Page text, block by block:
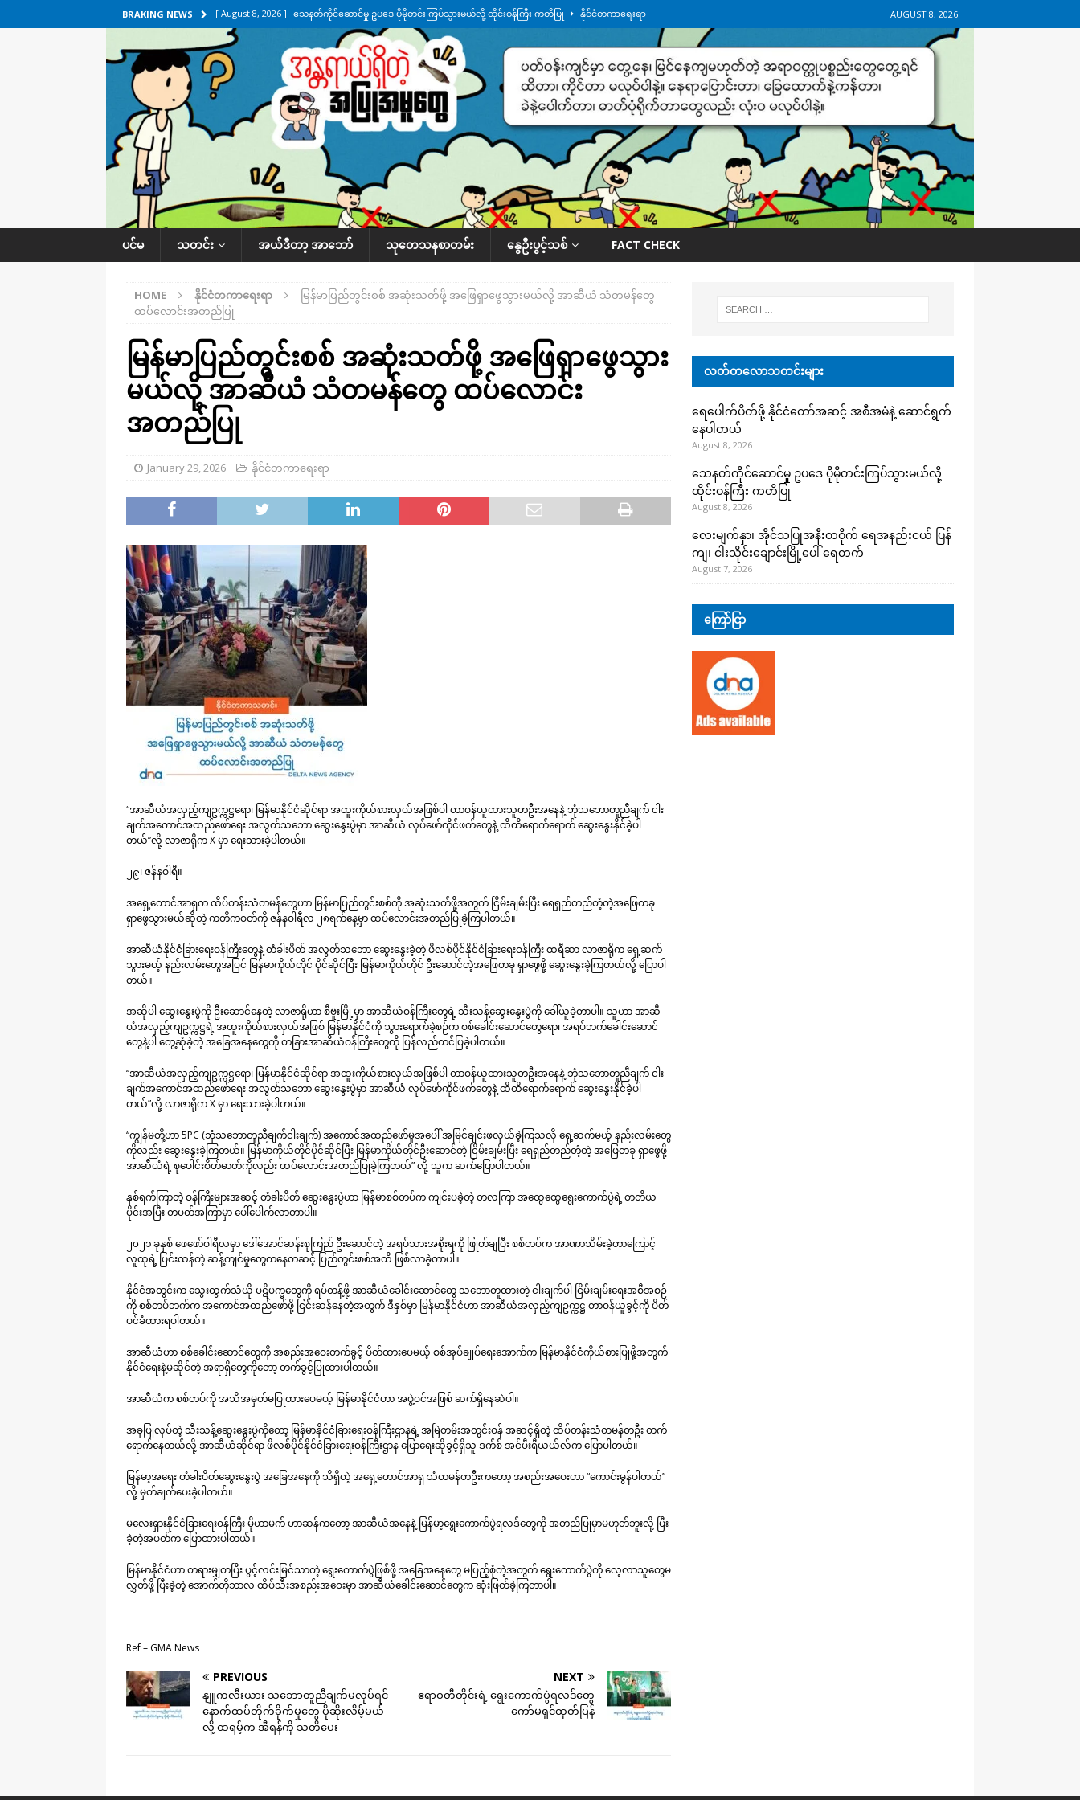
BRAKING NEWS [ August 8, 2026 ] သေနတ်ကိုင်ဆောင်မှု ဥပဒေ ပိုမိုတင်းကြပ်သွားမယ်လို့ ထိုင်းဝန်ကြီး ကတိပြု နိုင်ငံတကာရေးရာ
[ August 7, 2026 ] လေးမျက်နှာ၊ အိုင်သပြုအနီးတဝိုက် ရေအနည်းငယ် ပြန်ကျ၊ ငါးသိုင်းချောင်းမြို့ပေါ် ရေတက်
ဒေသအလိုက် သတင်းကဏ္ဍ
[ August 7, 2026 ] ရန်ကုန်မြစ်အတွင်း ထူးကဲဒီရေ အ​မြင့် ၂၁ ပေကျော်အထိ တက်မယ်လို့ သတိပေး ဒေသအလိုက်
သတင်းကဏ္ဍ
[ August 7, 2026 ] လွှတ်တော်ကို ရောက်လာတဲ့ ဦးမင်အောင်လှိုင်ကို ထိုင်းလွှတ်တော်အမတ် အော်ဟစ်ဆန္ဒပြ
UNCATEGORIZED
[ August 8, 2026 ] ရေပေါက်ပိတ်ဖို့ နိုင်ငံတော်အဆင့် အစီအမံနဲ့ ဆောင်ရွက်နေပါတယ် ဆောင်းပါး
AUGUST 8, 2026
ပင်မ သတင်း အယ်ဒီတာ့ အာဘော် သုတေသနစာတမ်း နွေဦးပွင့်သစ် FACT CHECK
HOME နိုင်ငံတကာရေးရာ
မြန်မာပြည်တွင်းစစ် အဆုံးသတ်ဖို့ အဖြေရှာဖွေသွားမယ်လို့ အာဆီယံ သံတမန်တွေ
ထပ်လောင်းအတည်ပြု
မြန်မာပြည်တွင်းစစ် အဆုံးသတ်ဖို့ အဖြေရှာဖွေသွား
မယ်လို့ အာဆီယံ သံတမန်တွေ ထပ်လောင်း
အတည်ပြု
January 29, 2026 နိုင်ငံတကာရေးရာ
“အာဆီယံအလှည့်ကျဥက္ကဋ္ဌရော၊ မြန်မာနိုင်ငံဆိုင်ရာ အထူးကိုယ်စားလှယ်အဖြစ်ပါ တာဝန်ယူထားသူတဦးအနေနဲ့ ဘုံသဘောတူညီချက် ငါး
ချက်အကောင်အထည်ဖော်ရေး အလွတ်သဘော ဆွေးနွေးပွဲမှာ အာဆီယံ လုပ်ဖော်ကိုင်ဖက်တွေနဲ့ ထိထိရောက်ရောက် ဆွေးနွေးနိုင်ခဲ့ပါ
တယ်”လို့ လာဇာရိုက X မှာ ရေးသားခဲ့ပါတယ်။
၂၉၊ ဇန်နဝါရီ။
အရှေ့တောင်အာရှက ထိပ်တန်းသံတမန်တွေဟာ မြန်မာပြည်တွင်းစစ်ကို အဆုံးသတ်ဖို့အတွက် ငြိမ်းချမ်းပြီး ရေရှည်တည်တံ့တဲ့အဖြေတခု
ရှာဖွေသွားမယ်ဆိုတဲ့ ကတိကဝတ်ကို ဇန်နဝါရီလ ၂၈ရက်နေ့မှာ ထပ်လောင်းအတည်ပြုခဲ့ကြပါတယ်။
အာဆီယံနိုင်ငံခြားရေးဝန်ကြီးတွေနဲ့ တံခါးပိတ် အလွတ်သဘော ဆွေးနွေးခဲ့တဲ့ ဖိလစ်ပိုင်နိုင်ငံခြားရေးဝန်ကြီး ထရီဆာ လာဇာရိုက ရှေ့ဆက်
သွားမယ့် နည်းလမ်းတွေအပြင် မြန်မာကိုယ်တိုင် ပိုင်ဆိုင်ပြီး မြန်မာကိုယ်တိုင် ဦးဆောင်တဲ့အဖြေတခု ရှာဖွေဖို့ ဆွေးနွေးခဲ့ကြတယ်လို့ ပြောပါ
တယ်။
အဆိုပါ ဆွေးနွေးပွဲကို ဦးဆောင်နေတဲ့ လာဇာရိုဟာ စီဗူးမြို့မှာ အာဆီယံဝန်ကြီးတွေရဲ့ သီးသန့်ဆွေးနွေးပွဲကို ခေါ်ယူခဲ့တာပါ။ သူဟာ အာဆီ
ယံအလှည့်ကျဥက္ကဋ္ဌရဲ့ အထူးကိုယ်စားလှယ်အဖြစ် မြန်မာနိုင်ငံကို သွားရောက်ခဲ့စဉ်က စစ်ခေါင်းဆောင်တွေရော၊ အရပ်ဘက်ခေါင်းဆောင်
တွေနဲ့ပါ တွေ့ဆုံခဲ့တဲ့ အခြေအနေတွေကို တခြားအာဆီယံဝန်ကြီးတွေကို ပြန်လည်တင်ပြခဲ့ပါတယ်။
“အာဆီယံအလှည့်ကျဥက္ကဋ္ဌရော၊ မြန်မာနိုင်ငံဆိုင်ရာ အထူးကိုယ်စားလှယ်အဖြစ်ပါ တာဝန်ယူထားသူတဦးအနေနဲ့ ဘုံသဘောတူညီချက် ငါး
ချက်အကောင်အထည်ဖော်ရေး အလွတ်သဘော ဆွေးနွေးပွဲမှာ အာဆီယံ လုပ်ဖော်ကိုင်ဖက်တွေနဲ့ ထိထိရောက်ရောက် ဆွေးနွေးနိုင်ခဲ့ပါ
တယ်”လို့ လာဇာရိုက X မှာ ရေးသားခဲ့ပါတယ်။
“ကျွန်မတို့ဟာ 5PC (ဘုံသဘောတူညီချက်ငါးချက်) အကောင်အထည်ဖော်မှုအပေါ် အမြင်ချင်းဖလှယ်ခဲ့ကြသလို ရှေ့ဆက်မယ့် နည်းလမ်းတွေ
ကိုလည်း ဆွေးနွေးခဲ့ကြတယ်။ မြန်မာကိုယ်တိုင်ပိုင်ဆိုင်ပြီး မြန်မာကိုယ်တိုင်ဦးဆောင်တဲ့ ငြိမ်းချမ်းပြီး ရေရှည်တည်တံ့တဲ့ အဖြေတခု ရှာဖွေဖို့
အာဆီယံရဲ့ စုပေါင်းစိတ်ဓာတ်ကိုလည်း ထပ်လောင်းအတည်ပြုခဲ့ကြတယ်” လို့ သူက ဆက်ပြောပါတယ်။
နှစ်ရက်ကြာတဲ့ ဝန်ကြီးများအဆင့် တံခါးပိတ် ဆွေးနွေးပွဲဟာ မြန်မာစစ်တပ်က ကျင်းပခဲ့တဲ့ တလကြာ အထွေထွေရွေးကောက်ပွဲရဲ့ တတိယ
ပိုင်းအပြီး တပတ်အကြာမှာ ပေါ်ပေါက်လာတာပါ။
၂၀၂၁ ခုနှစ် ဖေဖော်ဝါရီလမှာ ဒေါ်အောင်ဆန်းစုကြည် ဦးဆောင်တဲ့ အရပ်သားအစိုးရကို ဖြုတ်ချပြီး စစ်တပ်က အာဏာသိမ်းခဲ့တာကြောင့်
လူထုရဲ့ ပြင်းထန်တဲ့ ဆန့်ကျင်မှုတွေကနေတဆင့် ပြည်တွင်းစစ်အထိ ဖြစ်လာခဲ့တာပါ။
နိုင်ငံအတွင်းက သွေးထွက်သံယို ပဋိပက္ခတွေကို ရပ်တန့်ဖို့ အာဆီယံခေါင်းဆောင်တွေ သဘောတူထားတဲ့ ငါးချက်ပါ ငြိမ်းချမ်းရေးအစီအစဉ်
ကို စစ်တပ်ဘက်က အကောင်အထည်ဖော်ဖို့ ငြင်းဆန်နေတဲ့အတွက် ဒီနှစ်မှာ မြန်မာနိုင်ငံဟာ အာဆီယံအလှည့်ကျဥက္ကဋ္ဌ တာဝန်ယူခွင့်ကို ပိတ်
ပင်ခံထားရပါတယ်။
အာဆီယံဟာ စစ်ခေါင်းဆောင်တွေကို အစည်းအဝေးတက်ခွင့် ပိတ်ထားပေမယ့် စစ်အုပ်ချုပ်ရေးအောက်က မြန်မာနိုင်ငံကိုယ်စားပြုဖို့အတွက်
နိုင်ငံရေးနဲ့မဆိုင်တဲ့ အရာရှိတွေကိုတော့ တက်ခွင့်ပြုထားပါတယ်။
အာဆီယံက စစ်တပ်ကို အသိအမှတ်မပြုထားပေမယ့် မြန်မာနိုင်ငံဟာ အဖွဲ့ဝင်အဖြစ် ဆက်ရှိနေဆဲပါ။
အခုပြုလုပ်တဲ့ သီးသန့်ဆွေးနွေးပွဲကိုတော့ မြန်မာနိုင်ငံခြားရေးဝန်ကြီးဌာနရဲ့ အမြဲတမ်းအတွင်းဝန် အဆင့်ရှိတဲ့ ထိပ်တန်းသံတမန်တဦး တက်
ရောက်နေတယ်လို့ အာဆီယံဆိုင်ရာ ဖိလစ်ပိုင်နိုင်ငံခြားရေးဝန်ကြီးဌာန ပြောရေးဆိုခွင့်ရှိသူ ဒက်စ် အင်ပီးရီယယ်လ်က ပြောပါတယ်။
မြန်မာ့အရေး တံခါးပိတ်ဆွေးနွေးပွဲ အခြေအနေကို သိရှိတဲ့ အရှေ့တောင်အာရှ သံတမန်တဦးကတော့ အစည်းအဝေးဟာ “ကောင်းမွန်ပါတယ်”
လို့ မှတ်ချက်ပေးခဲ့ပါတယ်။
မလေးရှားနိုင်ငံခြားရေးဝန်ကြီး မိုဟာမက် ဟာဆန်ကတော့ အာဆီယံအနေနဲ့ မြန်မာ့ရွေးကောက်ပွဲရလဒ်တွေကို အတည်ပြုမှာမဟုတ်ဘူးလို့ ပြီး
ခဲ့တဲ့အပတ်က ပြောထားပါတယ်။
မြန်မာနိုင်ငံဟာ တရားမျှတပြီး ပွင့်လင်းမြင်သာတဲ့ ရွေးကောက်ပွဲဖြစ်ဖို့ အခြေအနေတွေ မပြည့်စုံတဲ့အတွက် ရွေးကောက်ပွဲကို လေ့လာသူတွေမ
လွှတ်ဖို့ ပြီးခဲ့တဲ့ အောက်တိုဘာလ ထိပ်သီးအစည်းအဝေးမှာ အာဆီယံခေါင်းဆောင်တွေက ဆုံးဖြတ်ခဲ့ကြတာပါ။
Ref – GMA News
PREVIOUS
နျူကလီးယား သဘောတူညီချက်မလုပ်ရင်
နောက်ထပ်တိုက်ခိုက်မှုတွေ ပိုဆိုးလိမ့်မယ်
လို့ ထရမ့်က အီရန်ကို သတိပေး
NEXT
ဧရာဝတီတိုင်းရဲ့ ရွေးကောက်ပွဲရလဒ်တွေ
ကော်မရှင်ထုတ်ပြန်
လတ်တလောသတင်းများ
ရေပေါက်ပိတ်ဖို့ နိုင်ငံတော်အဆင့် အစီအမံနဲ့ ဆောင်ရွက်
နေပါတယ်
August 8, 2026
သေနတ်ကိုင်ဆောင်မှု ဥပဒေ ပိုမိုတင်းကြပ်သွားမယ်လို့
ထိုင်းဝန်ကြီး ကတိပြု
August 8, 2026
လေးမျက်နှာ၊ အိုင်သပြုအနီးတဝိုက် ရေအနည်းငယ် ပြန်
ကျ၊ ငါးသိုင်းချောင်းမြို့ပေါ် ရေတက်
August 7, 2026
ကြော်ငြာ